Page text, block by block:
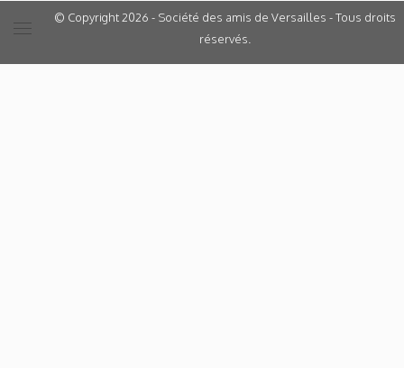
© Copyright 2026 - Société des amis de Versailles - Tous droits
réservés.